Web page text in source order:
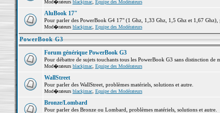
Mod�rateurs blackjmac, Equipe des Modérateurs
AluBook 17"
Pour parler des PowerBook G4 17" (1 Ghz, 1,33 Ghz, 1,5 Ghz et 1,67 Ghz),
Mod�rateurs blackjmac, Equipe des Modérateurs
PowerBook G3
Forum générique PowerBook G3
Pour débattre de sujets touchants tous les PowerBook G3 sans distinction de
Mod�rateurs blackjmac, Equipe des Modérateurs
WallStreet
Pour parler des WallStreet, problèmes matériels, solutions et autre.
Mod�rateurs blackjmac, Equipe des Modérateurs
Bronze/Lombard
Pour parler des Bronze ou Lombard, problèmes matériels, solutions et autre.